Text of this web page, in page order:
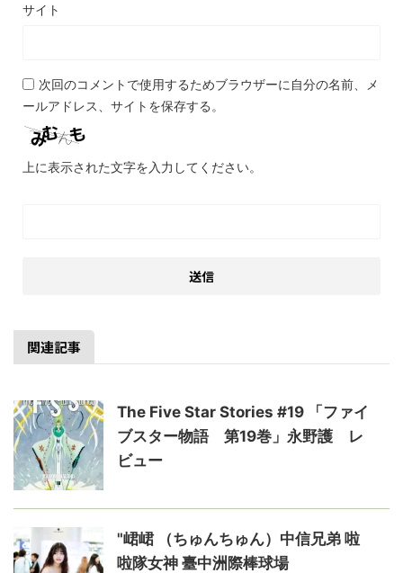
サイト
次回のコメントで使用するためブラウザーに自分の名前、メ
ールアドレス、サイトを保存する。
上に表示された文字を入力してください。
関連記事
The Five Star Stories #19 「ファイ
ブスター物語 第19巻」永野護 レ
ビュー
"峮峮 （ちゅんちゅん）中信兄弟 啦
啦隊女神 臺中洲際棒球場